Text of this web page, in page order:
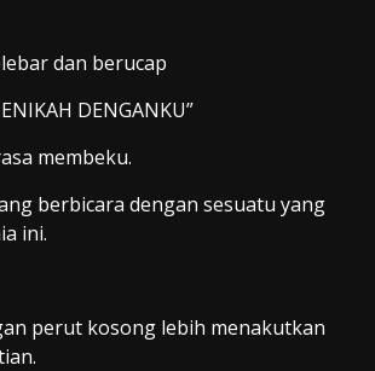
dan berucap
DENGANKU”
membeku.
berbicara dengan sesuatu yang
ini.
perut kosong lebih menakutkan